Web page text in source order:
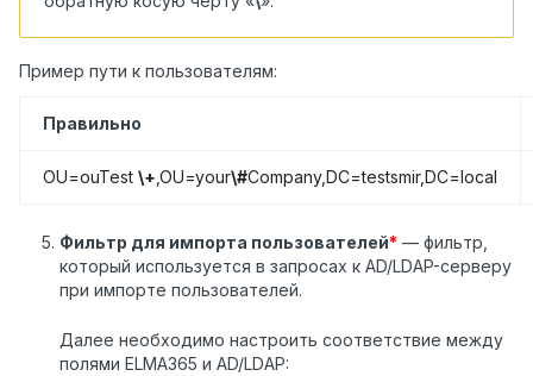
Пример пути к пользователям:
Правильно
OU=ouTest \+ ,OU=your\#Company,DC=testsmir,DC=local
Фильтр для импорта пользователей* — фильтр,
который используется в запросах к AD/LDAP-серверу
при импорте пользователей.
Далее необходимо настроить соответствие между
полями ELMA365 и AD/LDAP: